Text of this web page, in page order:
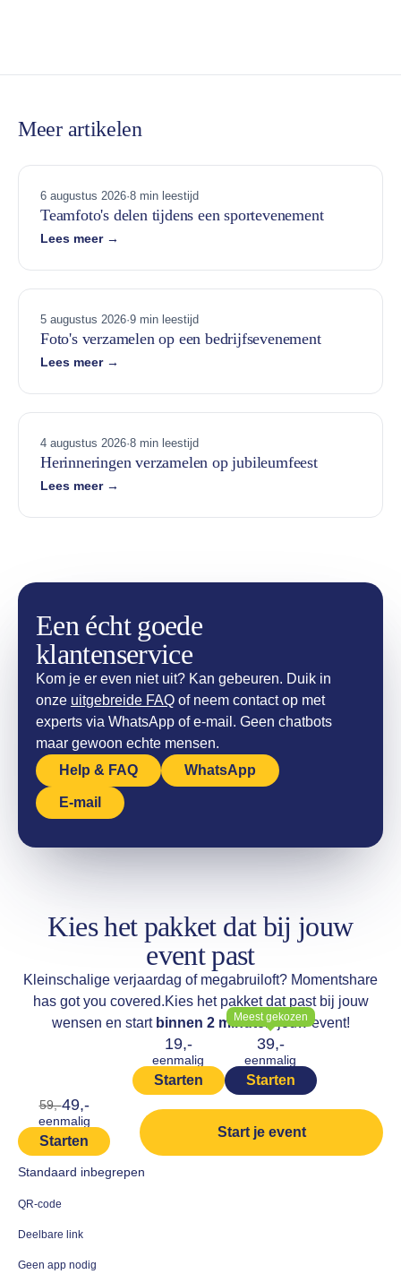
Meer artikelen
6 augustus 2026·8 min leestijd
Teamfoto's delen tijdens een sportevenement
Lees meer →
5 augustus 2026·9 min leestijd
Foto's verzamelen op een bedrijfsevenement
Lees meer →
4 augustus 2026·8 min leestijd
Herinneringen verzamelen op jubileumfeest
Lees meer →
Een écht goede
klantenservice
Kom je er even niet uit? Kan gebeuren. Duik in
onze uitgebreide FAQ of neem contact op met
experts via WhatsApp of e-mail. Geen chatbots
maar gewoon echte mensen.
Help & FAQ
WhatsApp
E-mail
Kies het pakket dat bij jouw
event past
Kleinschalige verjaardag of megabruiloft? Momentshare
has got you covered.Kies het pakket dat past bij jouw
wensen en start binnen 2 minutenjouw event!
19,-
eenmalig
Starten
Meest gekozen
39,-
eenmalig
Starten
59,-49,-
eenmalig
Starten
Start je event
Standaard inbegrepen
QR-code
Deelbare link
Geen app nodig